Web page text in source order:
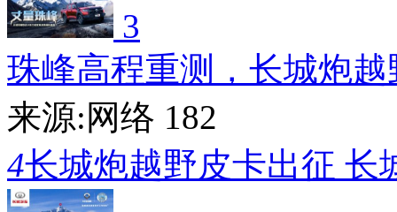
3
珠峰高程重测，长城炮越
来源:网络 182
4长城炮越野皮卡出征 长